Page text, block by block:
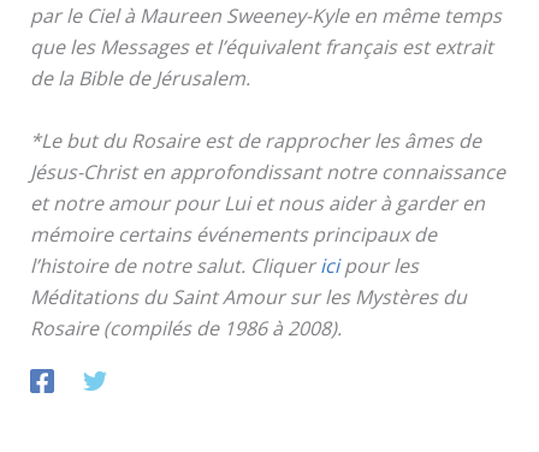
par le Ciel à Maureen Sweeney-Kyle en même temps
que les Messages et l’équivalent français est extrait
de la Bible de Jérusalem.
*Le but du Rosaire est de rapprocher les âmes de
Jésus-Christ en approfondissant notre connaissance
et notre amour pour Lui et nous aider à garder en
mémoire certains événements principaux de
l’histoire de notre salut. Cliquerici pour les
Méditations du Saint Amour sur les Mystères du
Rosaire (compilés de 1986 à 2008).